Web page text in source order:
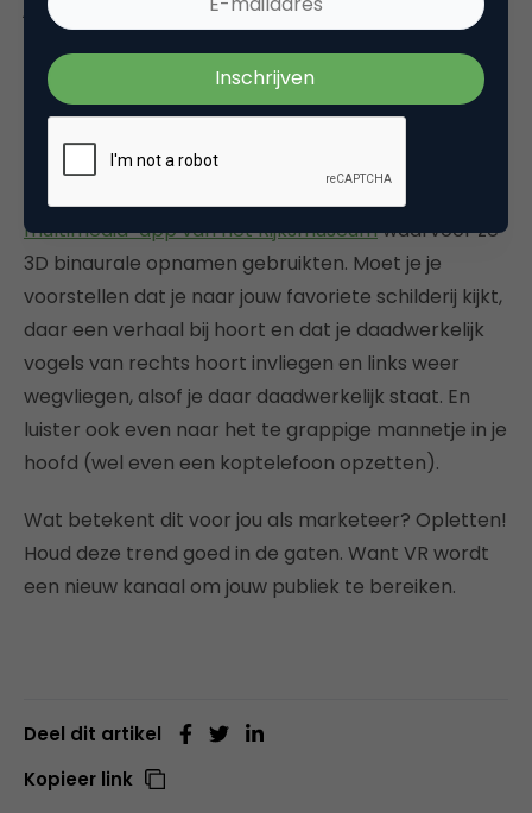
je daarmee het snelst en makkelijkst emotie raakt.
prikkelen om een maximale beleving te creëren. Er
zijn al microfoons waarmee je geluid kunt opnemen
zoals mensen geluid horen.
multimedia-app van het Rijksmuseumwaarvoor ze
3D binaurale opnamen gebruikten. Moet je je
voorstellen dat je naar jouw favoriete schilderij kijkt,
daar een verhaal bij hoort en dat je daadwerkelijk
vogels van rechts hoort invliegen en links weer
wegvliegen, alsof je daar daadwerkelijk staat. En
luister ook even naar het te grappige mannetje in je
hoofd (wel even een koptelefoon opzetten).
Wat betekent dit voor jou als marketeer? Opletten!
Houd deze trend goed in de gaten. Want VR wordt
een nieuw kanaal om jouw publiek te bereiken.
Deel dit artikel
Kopieer link